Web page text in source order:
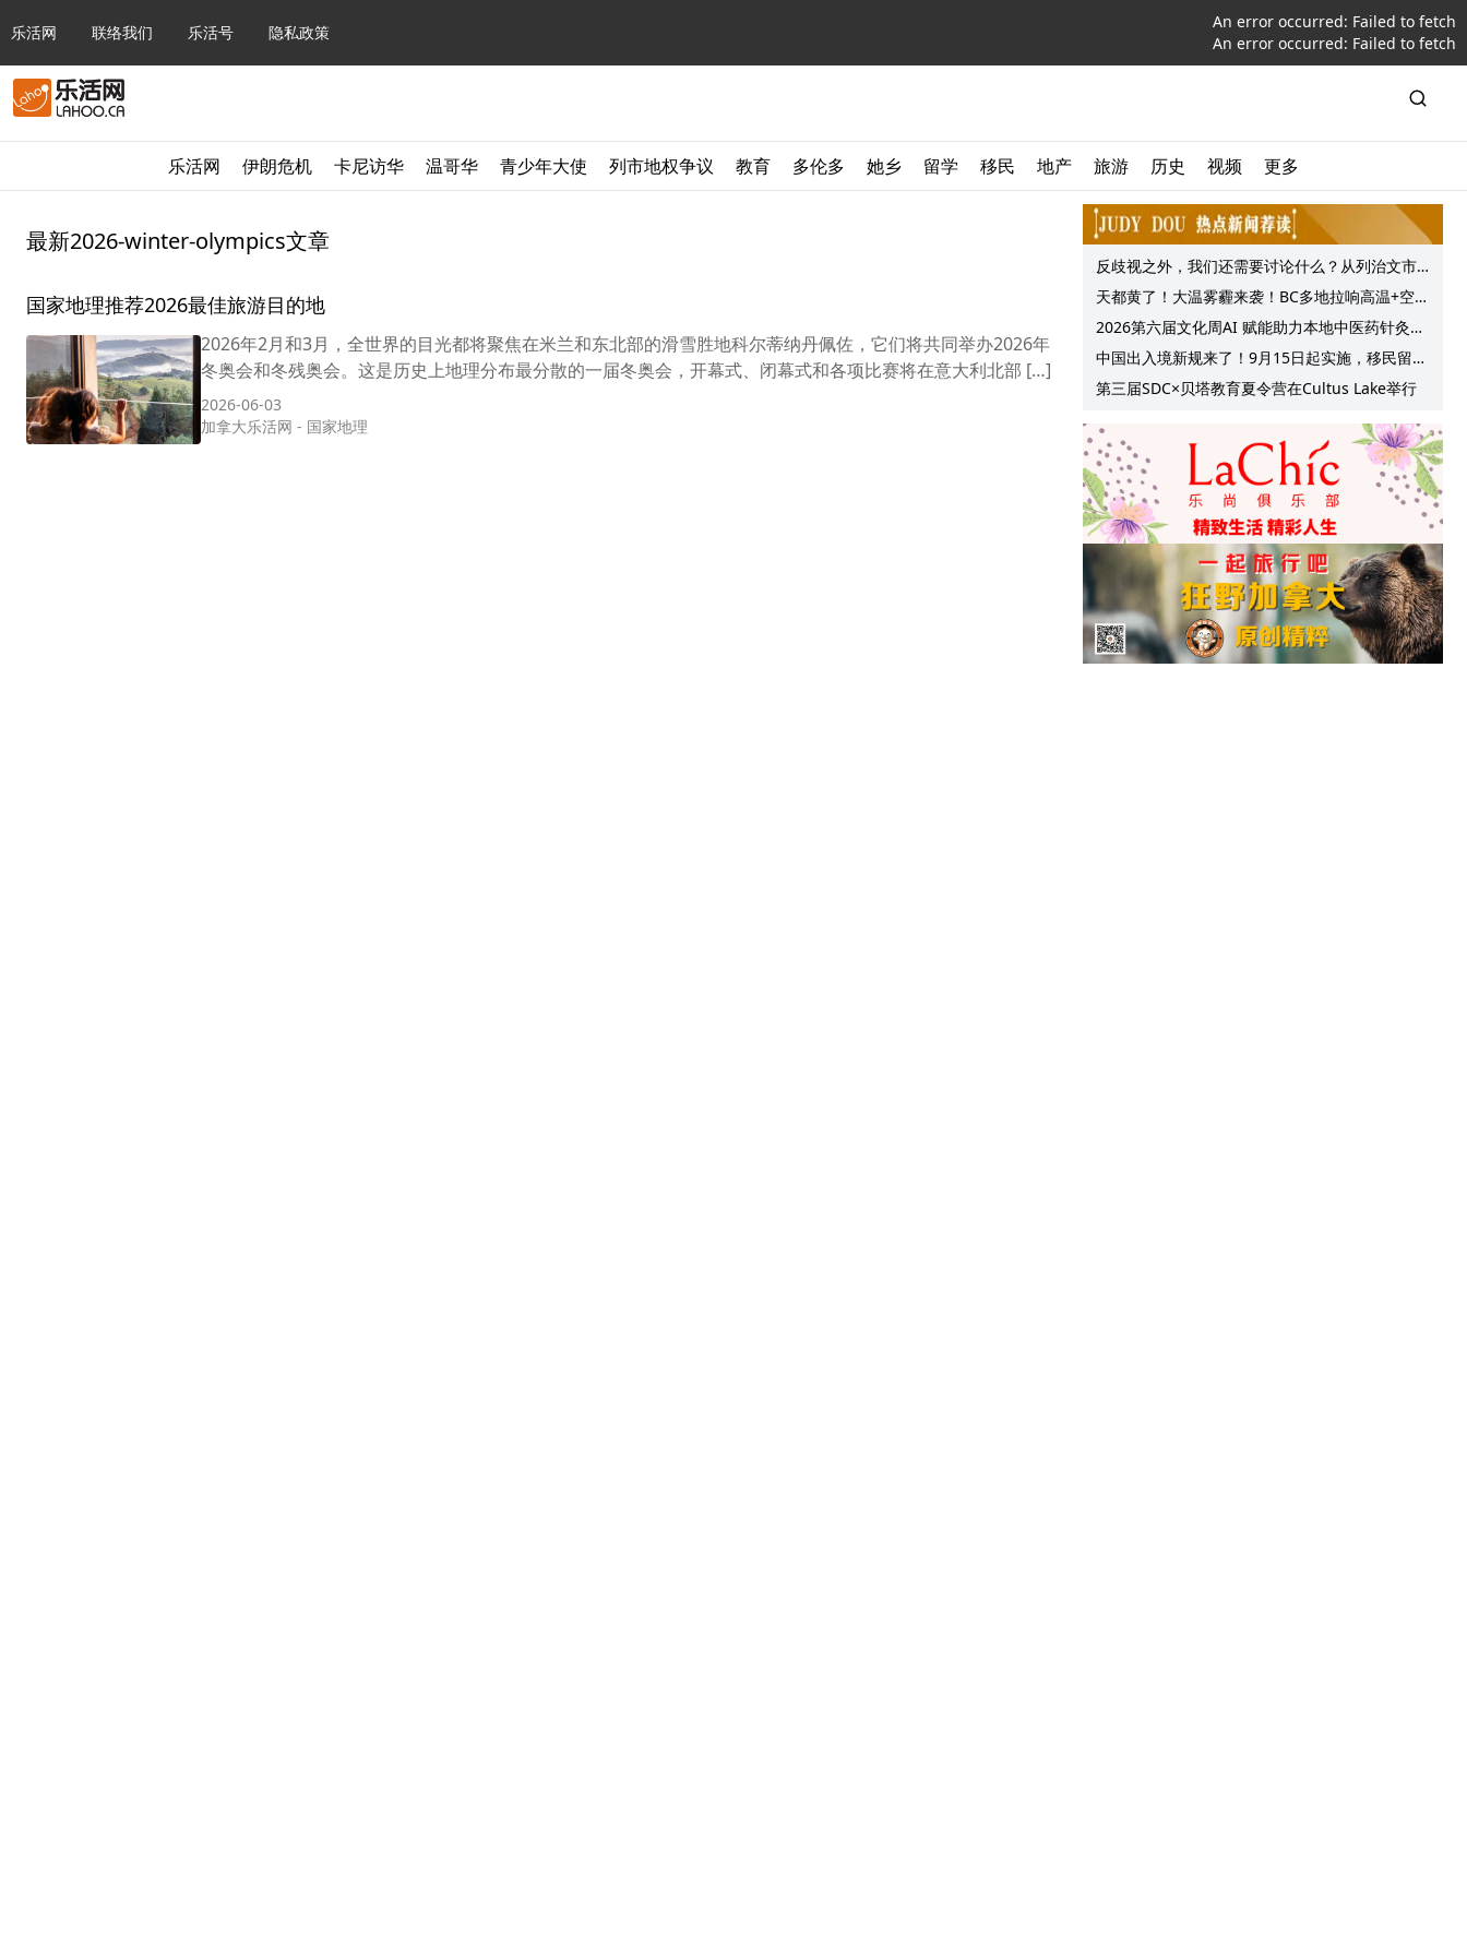
乐活网 联络我们 乐活号 隐私政策
An error occurred: Failed to fetch
An error occurred: Failed to fetch
乐活网 伊朗危机 卡尼访华 温哥华 青少年大使 列市地权争议 教育 多伦多 她乡 留学 移民 地产 旅游 历史 视频 更多
最新2026-winter-olympics文章
国家地理推荐2026最佳旅游目的地
2026年2月和3月，全世界的目光都将聚焦在米兰和东北部的滑雪胜地科尔蒂纳丹佩佐，它们将共同举办2026年
冬奥会和冬残奥会。这是历史上地理分布最分散的一届冬奥会，开幕式、闭幕式和各项比赛将在意大利北部 […]
2026-06-03
加拿大乐活网 - 国家地理
反歧视之外，我们还需要讨论什么？从列治文市
议会一项动议谈起
天都黄了！大温雾霾来袭！BC多地拉响高温+空气
质量预警 最高可达35°C！
2026第六届文化周AI 赋能助力本地中医药针灸服
务提质升级
中国出入境新规来了！9月15日起实施，移民留学
中介迎来最强监管！
第三届SDC×贝塔教育夏令营在Cultus Lake举行